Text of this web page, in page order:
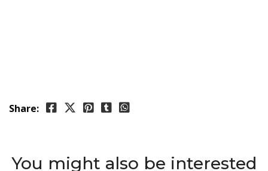
Share:
You might also be interested